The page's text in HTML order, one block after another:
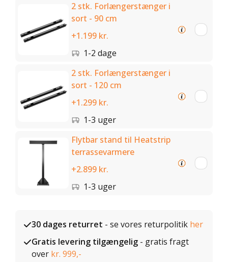
2 stk. Forlængerstænger i
sort - 90 cm
+1.199 kr.
1-2 dage
2 stk. Forlængerstænger i
sort - 120 cm
+1.299 kr.
1-3 uger
Flytbar stand til Heatstrip
terrassevarmere
+2.899 kr.
1-3 uger
30 dages returret - se vores returpolitik her
Gratis levering tilgængelig - gratis fragt
over kr. 999,-